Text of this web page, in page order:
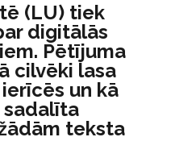
(LU) tiek
digitālās
Pētījuma
cilvēki lasa
un kā
sadalīta
teksta